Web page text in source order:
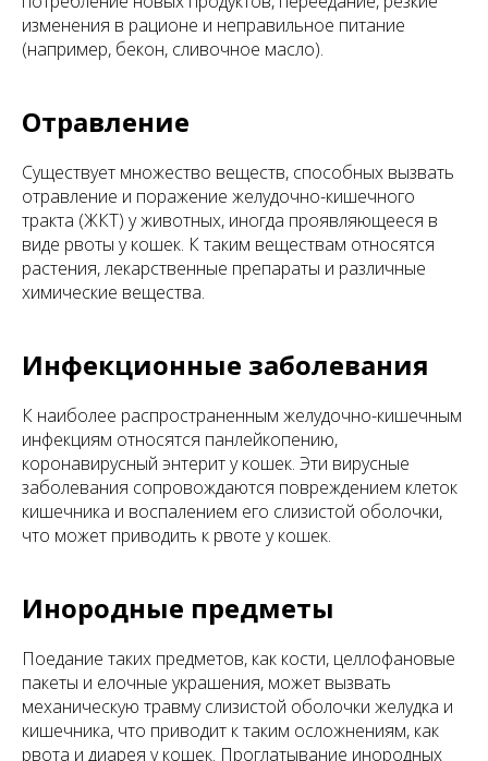
изменения в рационе и неправильное питание
(например, бекон, сливочное масло).
Отравление
Существует множество веществ, способных вызвать
отравление и поражение желудочно-кишечного
тракта (ЖКТ) у животных, иногда проявляющееся в
виде рвоты у кошек. К таким веществам относятся
растения, лекарственные препараты и различные
химические вещества.
Инфекционные заболевания
К наиболее распространенным желудочно-кишечным
инфекциям относятся панлейкопению,
коронавирусный энтерит у кошек. Эти вирусные
заболевания сопровождаются повреждением клеток
кишечника и воспалением его слизистой оболочки,
что может приводить к рвоте у кошек.
Инородные предметы
Поедание таких предметов, как кости, целлофановые
пакеты и елочные украшения, может вызвать
механическую травму слизистой оболочки желудка и
кишечника, что приводит к таким осложнениям, как
рвота и диарея у кошек. Проглатывание инородных